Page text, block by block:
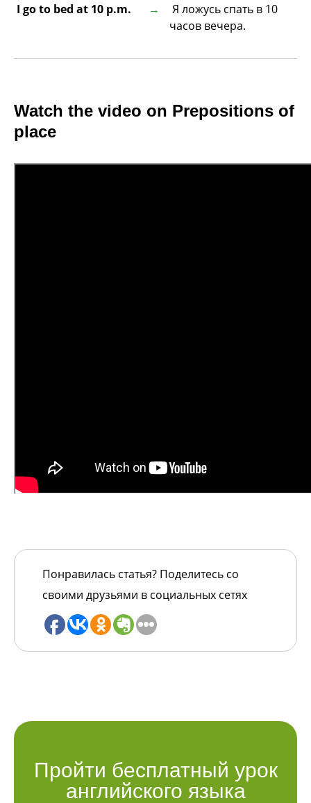
I go to bed at 10 p.m.
Я ложусь спать в 10
часов вечера.
Watch the video on Prepositions of
place
Понравилась статья? Поделитесь со
своими друзьями в социальных сетях
Пройти бесплатный урок
английского языка